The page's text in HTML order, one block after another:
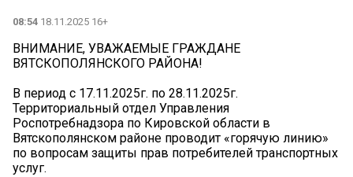
08:54 18.11.2025 16+
ВНИМАНИЕ, УВАЖАЕМЫЕ ГРАЖДАНЕ
ВЯТСКОПОЛЯНСКОГО РАЙОНА!
В период с 17.11.2025г. по 28.11.2025г.
Территориальный отдел Управления
Роспотребнадзора по Кировской области в
Вятскополянском районе проводит «горячую линию»
по вопросам защиты прав потребителей транспортных
услуг.